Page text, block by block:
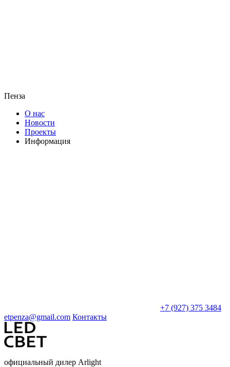
Пенза
О нас
Новости
Проекты
Информация
+7 (927) 375 3484
etpenza@gmail.com Контакты
официальный дилер Arlight